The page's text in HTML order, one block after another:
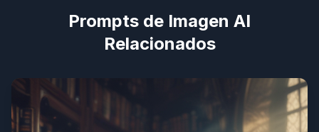
Prompts de Imagen AI
Relacionados